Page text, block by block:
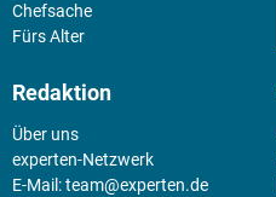
Chefsache
Fürs Alter
Redaktion
Über uns
experten-Netzwerk
E-Mail:team@experten.de